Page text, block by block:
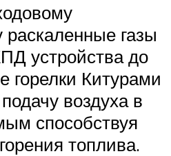
газы
устройства до
горелки Китурами
воздуха в
способствуя
топлива.